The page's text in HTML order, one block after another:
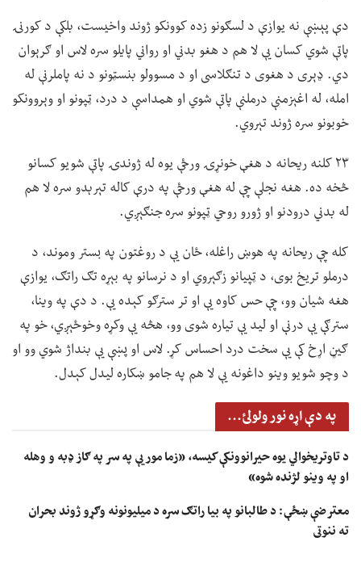
دې پېښې نه یوازې د لسګونو زده کوونکو ژوند واخیست، بلکې د کورنۍ
پاتې شوي کسان یې لا هم د هغو بدني او رواني پایلو سره لاس او ګرېوان
دي. ډېری د هغوی د تنګلاسی او د مسوولو بنسټونو د نه پاملرنې له
امله، له اغېزمنې درملنې پاتې شوي او همداسې د درد، ټپونو او وېروونکو
خوبونو سره ژوند تېروي.
۲۳ کلنه ریحانه د هغې خونړۍ ورځې یوه له ژوندۍ پاتې شویو کسانو
څخه ده. هغه نجلې چې له هغې ورځې په درې کاله تېرېدو سره لا هم
له بدني درودنو او ژورو روحي ټپونو سره جنګېږي.
کله چې ریحانه په هوښ راغله، ځان یې د روغتون په بستر وموند، د
درملو تریخ بوی، د ټپیانو زګېروي او د نرسانو په بېړه تګ راتګ، یوازې
هغه شیان وو، چې حس کاوه یې او تر سترګو کېده یې. د دې په وینا،
سترګې یې درنې او لید یې تیاره شوی وو، هڅه یې وکړه وخوځېږي، خو په
ګیڼ اړخ کې یې سخت درد احساس کړ. لاس او پښې یې بنداژ شوي وو او
د وچو شویو وینو داغونه یې لا هم په جامو ښکاره لیدل کېدل.
په دې اړه نور ولولئ...
د تاوتریخوالي یوه حیرانوونکې کیسه، «زما مور یې په سر په ګاز ډبه و وهله
او په وینو لژنده شوه»
معترضې ښځې: د طالبانو په بیا راتګ سره د میلیونونه وګړو ژوند بحران
ته ننوتی